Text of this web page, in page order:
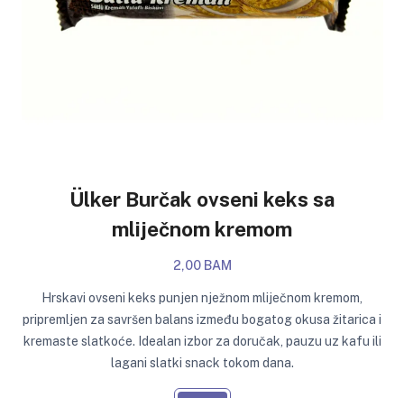
Ülker Burčak ovseni keks sa
mliječnom kremom
2,00 BAM
Hrskavi ovseni keks punjen nježnom mliječnom kremom,
pripremljen za savršen balans između bogatog okusa žitarica i
kremaste slatkoće. Idealan izbor za doručak, pauzu uz kafu ili
lagani slatki snack tokom dana.